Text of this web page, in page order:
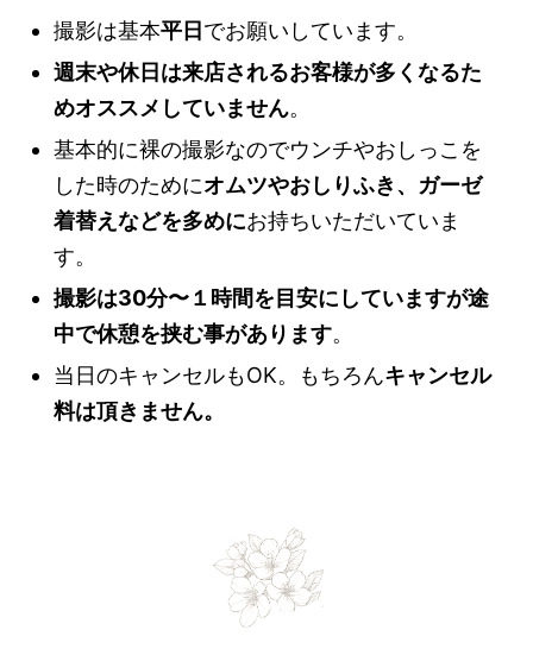
撮影は基本平日 でお願いしています。
週末や休日は来店されるお客様が多くなるた
めオススメしていません。
基本的に裸の撮影なのでウンチやおしっこを
した時のためにオムツやおしりふき、ガーゼ
着替えなどを多めにお持ちいただいていま
す。
撮影は30分〜１時間を目安にしていますが途
中で休憩を挟む事があります。
当日のキャンセルもOK。もちろんキャンセル
料は頂きません。